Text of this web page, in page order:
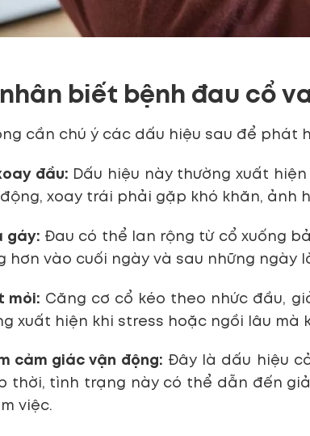
nhân biết bệnh đau cổ
cần chú ý các dấu hiệu sau để phát
đầu: Dấu hiệu này thường xuất
xoay trái phải gặp khó khăn, ảnh
gáy: Đau có thể lan rộng từ cổ xuống
hơn vào cuối ngày và sau những ngày
mỏi: Căng cơ cổ kéo theo nhức đầu,
xuất hiện khi stress hoặc ngồi lâu mà
cảm giác vận động: Đây là dấu hiệu
thời, tình trạng này có thể dẫn đến
việc.